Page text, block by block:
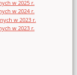
w 2025 r.
w 2024 r.
w 2023 r.
w 2023 r.